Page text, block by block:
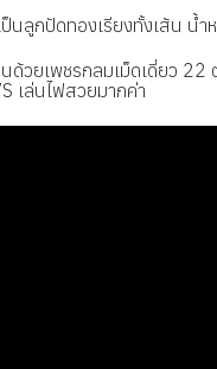
นลูกปัดทองเรียงทั้งเส้น น้
ด้วยเพชรกลมเม็ดเดี่ยว 22
เล่นไฟสวยมากค่า